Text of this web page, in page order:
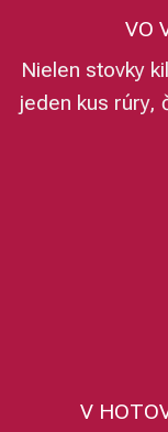
VO
Nielen stovky
jeden kus rúry,
V